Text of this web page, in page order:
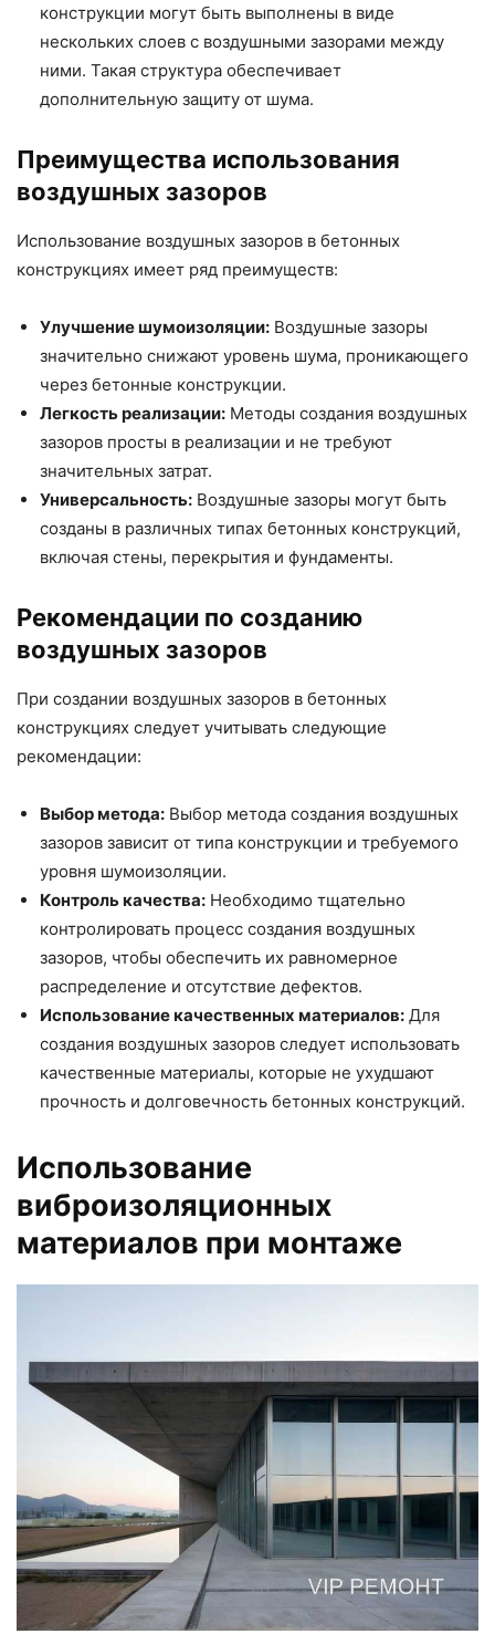
конструкции могут быть выполнены в виде
нескольких слоев с воздушными зазорами между
ними. Такая структура обеспечивает
дополнительную защиту от шума.
Преимущества использования
воздушных зазоров
Использование воздушных зазоров в бетонных
конструкциях имеет ряд преимуществ:
Улучшение шумоизоляции: Воздушные зазоры
значительно снижают уровень шума, проникающего
через бетонные конструкции.
Легкость реализации: Методы создания воздушных
зазоров просты в реализации и не требуют
значительных затрат.
Универсальность: Воздушные зазоры могут быть
созданы в различных типах бетонных конструкций,
включая стены, перекрытия и фундаменты.
Рекомендации по созданию
воздушных зазоров
При создании воздушных зазоров в бетонных
конструкциях следует учитывать следующие
рекомендации:
Выбор метода: Выбор метода создания воздушных
зазоров зависит от типа конструкции и требуемого
уровня шумоизоляции.
Контроль качества: Необходимо тщательно
контролировать процесс создания воздушных
зазоров, чтобы обеспечить их равномерное
распределение и отсутствие дефектов.
Использование качественных материалов: Для
создания воздушных зазоров следует использовать
качественные материалы, которые не ухудшают
прочность и долговечность бетонных конструкций.
Использование
виброизоляционных
материалов при монтаже